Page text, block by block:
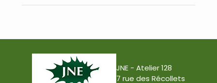
JNE - Atelier 128
7 rue des Récollets